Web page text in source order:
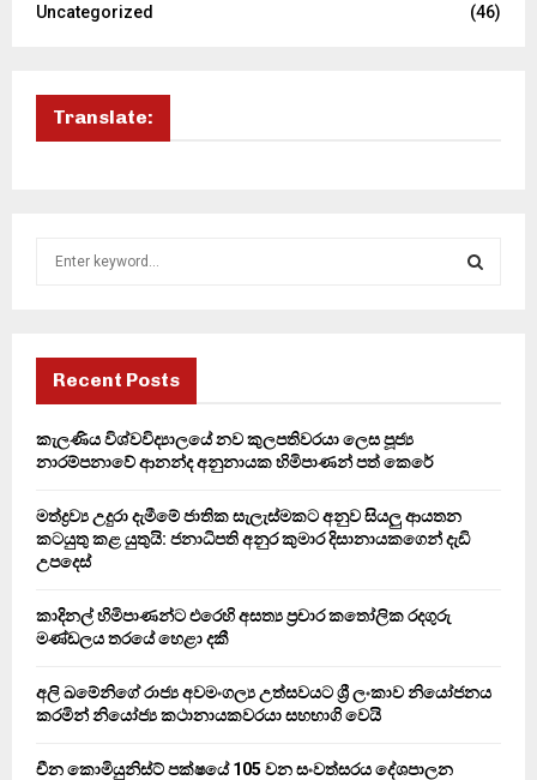
Uncategorized
(46)
Translate:
f
r
H
Recent Posts
කැලණිය විශ්වවිද්‍යාලයේ නව කුලපතිවරයා ලෙස පූජ්‍ය
නාරම්පනාවේ ආනන්ද අනුනායක හිමිපාණන් පත් කෙරේ
මත්ද්‍රව්‍ය උදුරා දැමීමේ ජාතික සැලැස්මකට අනුව සියලු ආයතන
කටයුතු කළ යුතුයි: ජනාධිපති අනුර කුමාර දිසානායකගෙන් දැඩි
උපදෙස්
කාදිනල් හිමිපාණන්ට එරෙහි අසත්‍ය ප්‍රචාර කතෝලික රදගුරු
මණ්ඩලය තරයේ හෙළා දකී
අලි ඛමේනිගේ රාජ්‍ය අවමංගල්‍ය උත්සවයට ශ්‍රී ලංකාව නියෝජනය
කරමින් නියෝජ්‍ය කථානායකවරයා සහභාගි වෙයි
චීන කොමියුනිස්ට් පක්ෂයේ 105 වන සංවත්සරය දේශපාලන